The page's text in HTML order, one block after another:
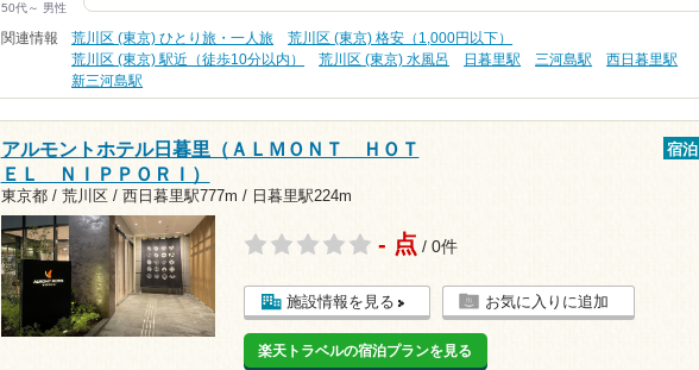
50代～ 男性
関連情報 荒川区 (東京) ひとり旅・一人旅
荒川区 (東京) 格安（1,000円以下）
荒川区 (東京) 駅近（徒歩10分以内）
荒川区 (東京) 水風呂 日暮里駅 三河島駅
西日暮里駅
新三河島駅
アルモントホテル日暮里（ＡＬＭＯＮＴ ＨＯＴ
ＥＬ ＮＩＰＰＯＲＩ）
東京都 / 荒川区 / 西日暮里駅777m / 日暮里駅224m
宿泊
- 点 / 0件
施設情報を見る お気に入りに追加
楽天トラベルの宿泊プランを見る